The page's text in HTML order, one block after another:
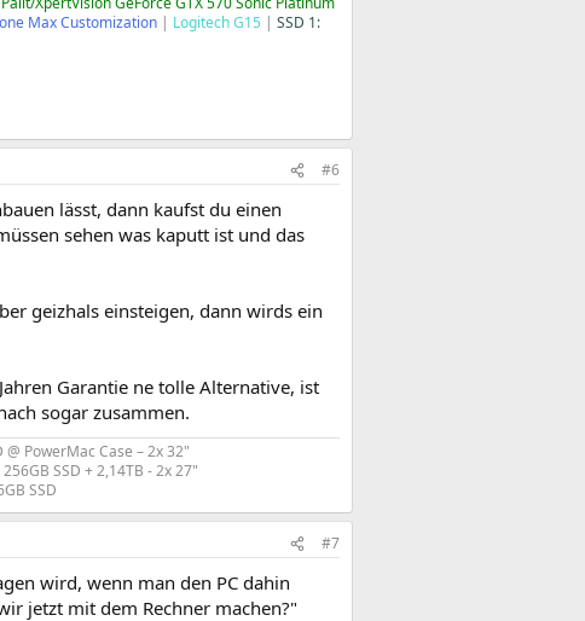
Max Customization | Logitech G15 | SSD 1:
#6
lässt, dann kaufst du einen
sehen was kaputt ist und das
geizhals einsteigen, dann wirds ein
Garantie ne tolle Alternative, ist
sogar zusammen.
@ PowerMac Case – 2x 32"
SSD + 2,14TB - 2x 27"
SSD​
#7
wird, wenn man den PC dahin
jetzt mit dem Rechner machen?"